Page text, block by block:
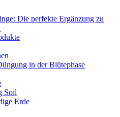
Die perfekte Ergänzung zu
in der Blütephase
Soil
Erde